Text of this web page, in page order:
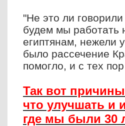
"Не это ли
будем мы работать
египтянам, нежели
было рассечение
помогло, и с тех
Так вот
что улучшать и
где мы были 30